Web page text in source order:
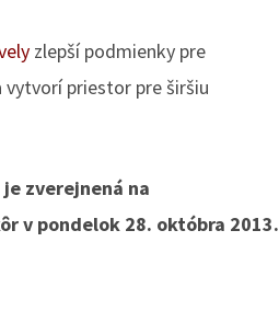
zlepší podmienky pre
vytvorí priestor pre širšiu
zverejnená na
v pondelok 28. októbra 2013.